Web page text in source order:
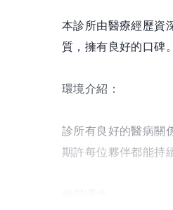
本診所由醫療經歷資
質，擁有良好的口碑
環境介紹：
診所有良好的醫病關
期許每位夥伴都能持